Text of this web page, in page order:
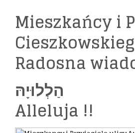
Mieszkańcy i
Radosna
הַלְלוּיָהּ
Alleluja !!